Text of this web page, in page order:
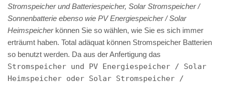
Stromspeicher und Batteriespeicher, Solar Stromspeicher /
Sonnenbatterie ebenso wie PV Energiespeicher / Solar
Heimspeicherkönnen Sie so wählen, wie Sie es sich immer
erträumt haben. Total adäquat können Stromspeicher Batterien
so benutzt werden. Da aus der Anfertigung das
Stromspeicher und PV Energiespeicher / Solar
Heimspeicher oder Solar Stromspeicher /